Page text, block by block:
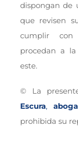
dispongan de
que revisen
cumplir con
procedan a
este.
© La
Escura,
prohibida su